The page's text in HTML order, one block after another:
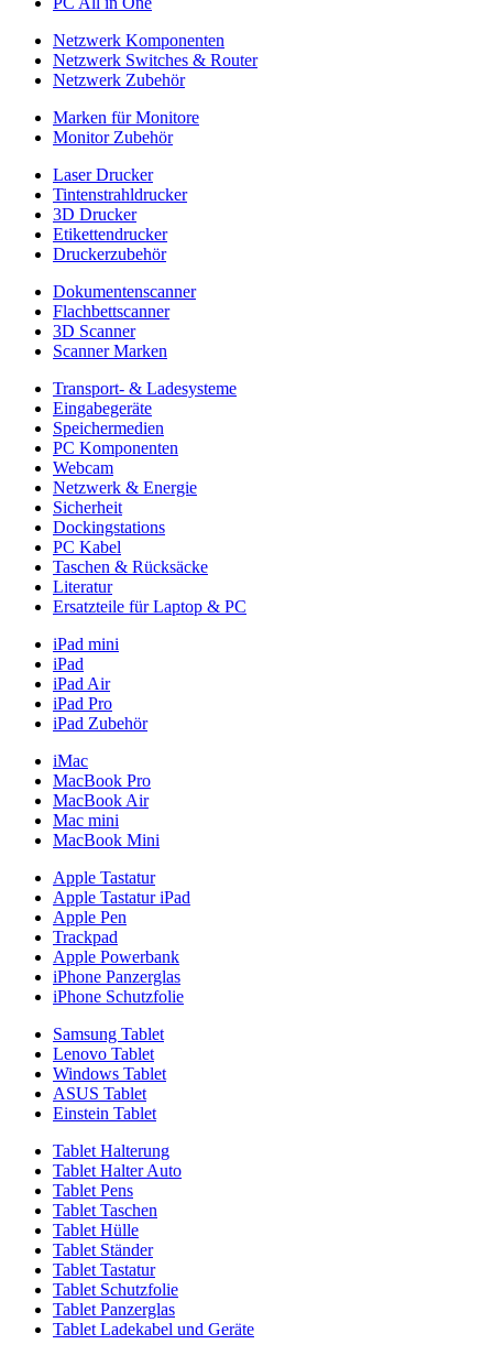
Netzwerk Komponenten
Netzwerk Switches & Router
Netzwerk Zubehör
Marken für Monitore
Monitor Zubehör
Laser Drucker
Tintenstrahldrucker
3D Drucker
Etikettendrucker
Druckerzubehör
Dokumentenscanner
Flachbettscanner
3D Scanner
Scanner Marken
Transport- & Ladesysteme
Eingabegeräte
Speichermedien
PC Komponenten
Webcam
Netzwerk & Energie
Sicherheit
Dockingstations
PC Kabel
Taschen & Rücksäcke
Literatur
Ersatzteile für Laptop & PC
iPad mini
iPad
iPad Air
iPad Pro
iPad Zubehör
iMac
MacBook Pro
MacBook Air
Mac mini
MacBook Mini
Apple Tastatur
Apple Tastatur iPad
Apple Pen
Trackpad
Apple Powerbank
iPhone Panzerglas
iPhone Schutzfolie
Samsung Tablet
Lenovo Tablet
Windows Tablet
ASUS Tablet
Einstein Tablet
Tablet Halterung
Tablet Halter Auto
Tablet Pens
Tablet Taschen
Tablet Hülle
Tablet Ständer
Tablet Tastatur
Tablet Schutzfolie
Tablet Panzerglas
Tablet Ladekabel und Geräte